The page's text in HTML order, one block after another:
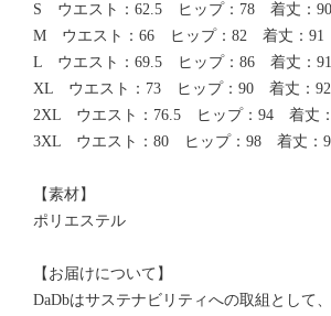
S ウエスト：62.5 ヒップ：78 着丈：
M ウエスト：66 ヒップ：82 着丈：91
L ウエスト：69.5 ヒップ：86 着丈：
XL ウエスト：73 ヒップ：90 着丈：92
2XL ウエスト：76.5 ヒップ：94 着丈
3XL ウエスト：80 ヒップ：98 着丈：
【素材】
ポリエステル
【お届けについて】
DaDbはサステナビリティへの取組として